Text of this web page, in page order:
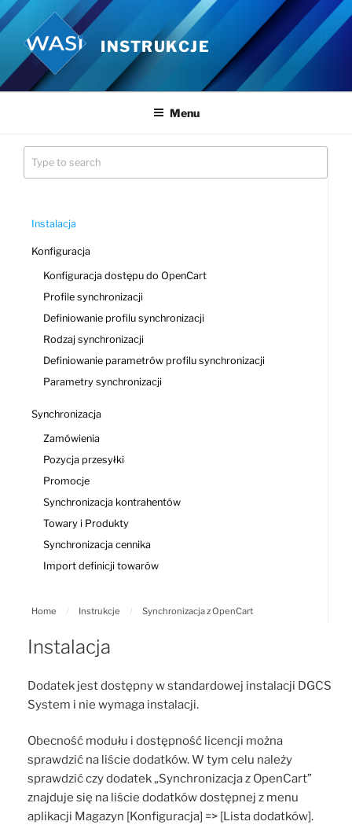
Przejdź
do
treści
INSTRUKCJE
Menu
Instalacja
Konfiguracja
Konfiguracja dostępu do OpenCart
Profile synchronizacji
Definiowanie profilu synchronizacji
Rodzaj synchronizacji
Definiowanie parametrów profilu synchronizacji
Parametry synchronizacji
Synchronizacja
Zamówienia
Pozycja przesyłki
Promocje
Synchronizacja kontrahentów
Towary i Produkty
Synchronizacja cennika
Import definicji towarów
Home / Instrukcje / Synchronizacja z OpenCart
Instalacja
Dodatek jest dostępny w standardowej instalacji DGCS
System i nie wymaga instalacji.
Obecność modułu i dostępność licencji można
sprawdzić na liście dodatków. W tym celu należy
sprawdzić czy dodatek „Synchronizacja z OpenCart”
znajduje się na liście dodatków dostępnej z menu
aplikacji Magazyn [Konfiguracja] => [Lista dodatków].